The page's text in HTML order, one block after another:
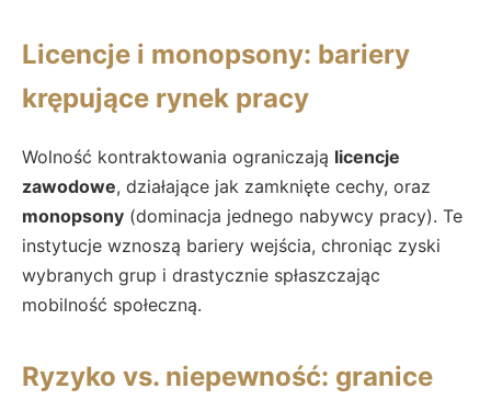
Licencje i monopsony: bariery
krępujące rynek pracy
Wolność kontraktowania ograniczają licencje
zawodowe, działające jak zamknięte cechy, oraz
monopsony (dominacja jednego nabywcy pracy). Te
instytucje wznoszą bariery wejścia, chroniąc zyski
wybranych grup i drastycznie spłaszczając
mobilność społeczną.
Ryzyko vs. niepewność: granice